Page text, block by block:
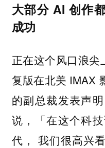
大部分 AI 创作
成功
正在这个风口浪尖
复版在北美 IMAX
的副总裁发表声
说，「在这个科
代， 我们很高兴